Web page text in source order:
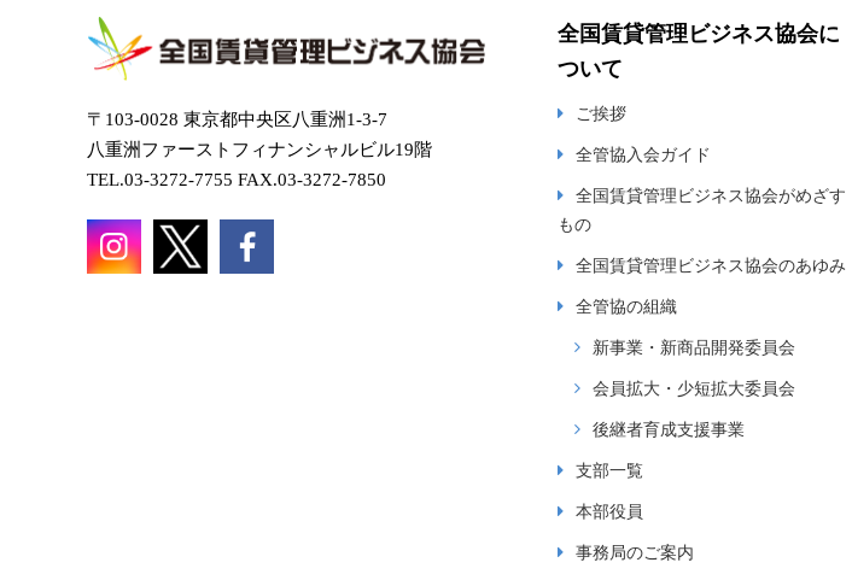
〒103-0028 東京都中央区八重洲1-3-7
八重洲ファーストフィナンシャルビル19階
TEL.03-3272-7755 FAX.03-3272-7850
全国賃貸管理ビジネス協会に
ついて
ご挨拶
全管協入会ガイド
全国賃貸管理ビジネス協会がめざす
もの
全国賃貸管理ビジネス協会のあゆみ
全管協の組織
新事業・新商品開発委員会
会員拡大・少短拡大委員会
後継者育成支援事業
支部一覧
本部役員
事務局のご案内